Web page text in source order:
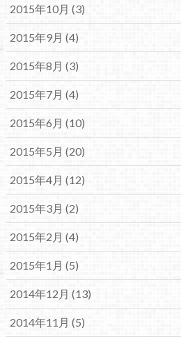
2015年10月 (3)
2015年9月 (4)
2015年8月 (3)
2015年7月 (4)
2015年6月 (10)
2015年5月 (20)
2015年4月 (12)
2015年3月 (2)
2015年2月 (4)
2015年1月 (5)
2014年12月 (13)
2014年11月 (5)